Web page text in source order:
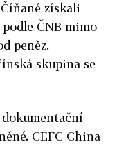
získali
ČNB mimo
peněz.
skupina se
dokumentační
CEFC China